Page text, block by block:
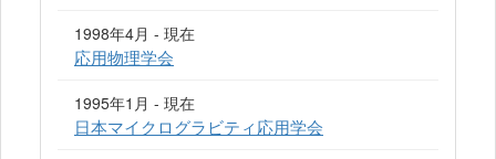
1998年4月 - 現在
応用物理学会
1995年1月 - 現在
日本マイクログラビティ応用学会